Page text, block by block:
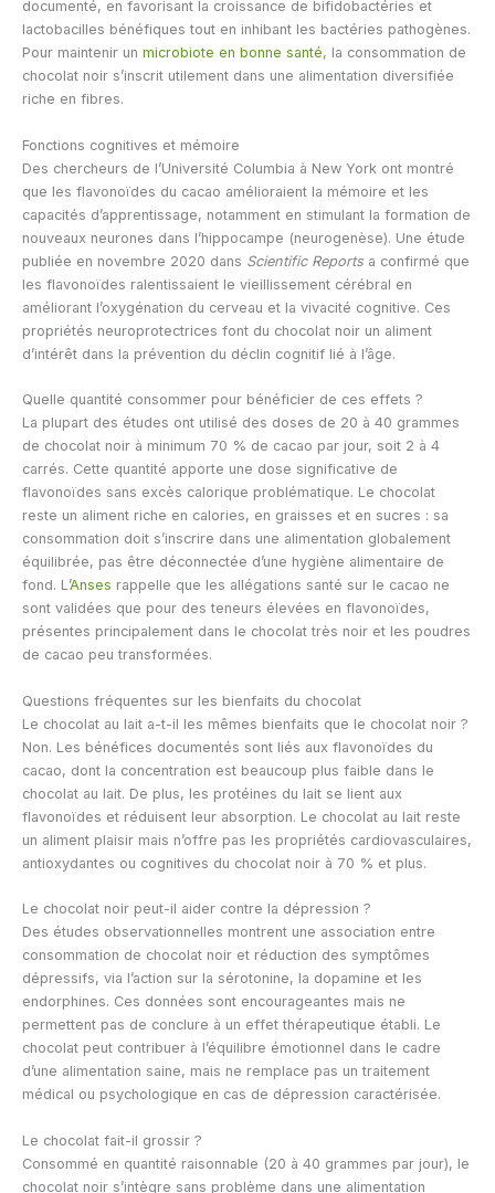
documenté, en favorisant la croissance de bifidobactéries et
lactobacilles bénéfiques tout en inhibant les bactéries pathogènes.
Pour maintenir un microbiote en bonne santé, la consommation de
chocolat noir s’inscrit utilement dans une alimentation diversifiée
riche en fibres.
Fonctions cognitives et mémoire
Des chercheurs de l’Université Columbia à New York ont montré
que les flavonoïdes du cacao amélioraient la mémoire et les
capacités d’apprentissage, notamment en stimulant la formation de
nouveaux neurones dans l’hippocampe (neurogenèse). Une étude
publiée en novembre 2020 dans Scientific Reports a confirmé que
les flavonoïdes ralentissaient le vieillissement cérébral en
améliorant l’oxygénation du cerveau et la vivacité cognitive. Ces
propriétés neuroprotectrices font du chocolat noir un aliment
d’intérêt dans la prévention du déclin cognitif lié à l’âge.
Quelle quantité consommer pour bénéficier de ces effets ?
La plupart des études ont utilisé des doses de 20 à 40 grammes
de chocolat noir à minimum 70 % de cacao par jour, soit 2 à 4
carrés. Cette quantité apporte une dose significative de
flavonoïdes sans excès calorique problématique. Le chocolat
reste un aliment riche en calories, en graisses et en sucres : sa
consommation doit s’inscrire dans une alimentation globalement
équilibrée, pas être déconnectée d’une hygiène alimentaire de
fond. L’Anses rappelle que les allégations santé sur le cacao ne
sont validées que pour des teneurs élevées en flavonoïdes,
présentes principalement dans le chocolat très noir et les poudres
de cacao peu transformées.
Questions fréquentes sur les bienfaits du chocolat
Le chocolat au lait a-t-il les mêmes bienfaits que le chocolat noir ?
Non. Les bénéfices documentés sont liés aux flavonoïdes du
cacao, dont la concentration est beaucoup plus faible dans le
chocolat au lait. De plus, les protéines du lait se lient aux
flavonoïdes et réduisent leur absorption. Le chocolat au lait reste
un aliment plaisir mais n’offre pas les propriétés cardiovasculaires,
antioxydantes ou cognitives du chocolat noir à 70 % et plus.
Le chocolat noir peut-il aider contre la dépression ?
Des études observationnelles montrent une association entre
consommation de chocolat noir et réduction des symptômes
dépressifs, via l’action sur la sérotonine, la dopamine et les
endorphines. Ces données sont encourageantes mais ne
permettent pas de conclure à un effet thérapeutique établi. Le
chocolat peut contribuer à l’équilibre émotionnel dans le cadre
d’une alimentation saine, mais ne remplace pas un traitement
médical ou psychologique en cas de dépression caractérisée.
Le chocolat fait-il grossir ?
Consommé en quantité raisonnable (20 à 40 grammes par jour), le
chocolat noir s’intègre sans problème dans une alimentation